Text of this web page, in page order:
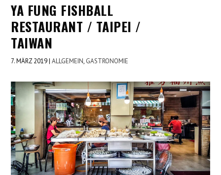
YA FUNG FISHBALL
RESTAURANT / TAIPEI /
TAIWAN
7. MÄRZ 2019|ALLGEMEIN, GASTRONOMIE